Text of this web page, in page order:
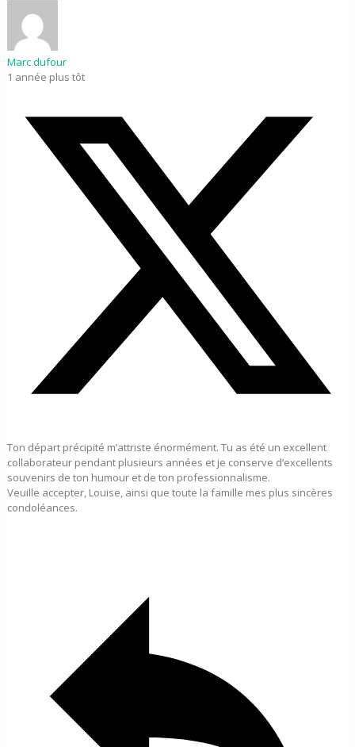
Marc dufour
1 année plus tôt
Ton départ précipité m’attriste énormément. Tu as été un excellent
collaborateur pendant plusieurs années et je conserve d’excellents
souvenirs de ton humour et de ton professionnalisme.
Veuille accepter, Louise, ainsi que toute la famille mes plus sincères
condoléances.